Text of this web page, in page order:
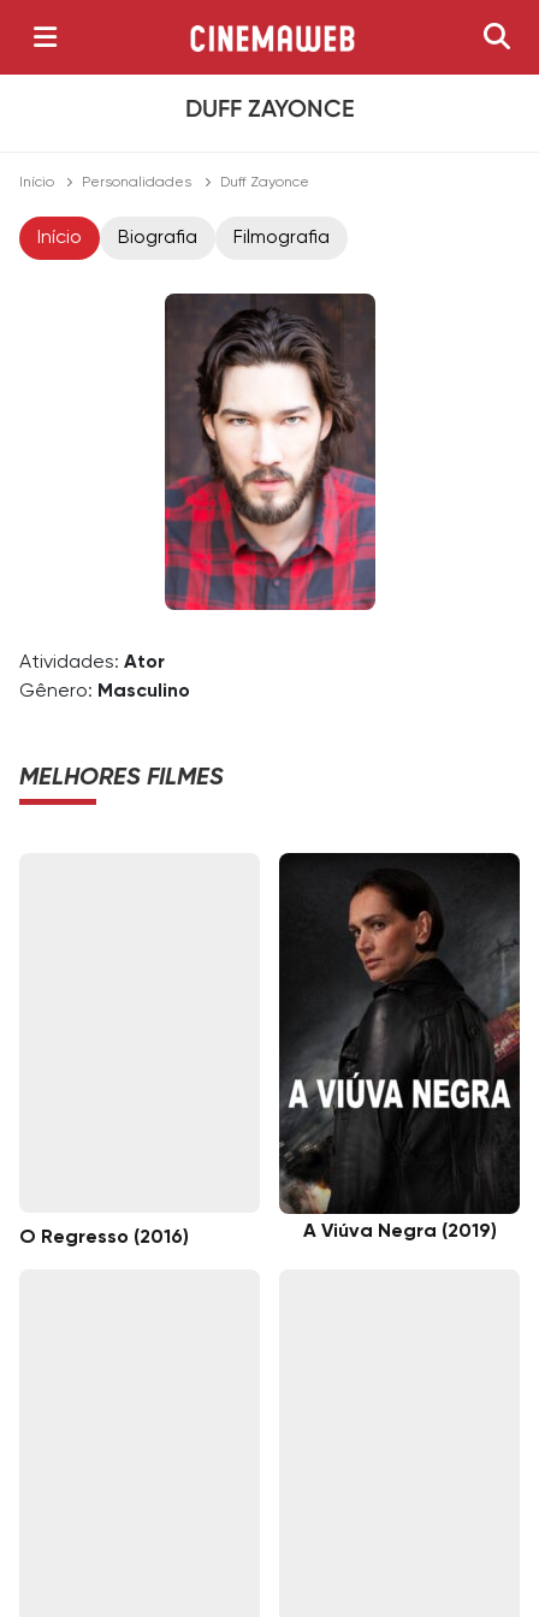
DUFF ZAYONCE
Início Personalidades Duff Zayonce
Início Biografia Filmografia
Atividades: Ator
Gênero: Masculino
MELHORES FILMES
O Regresso (2016) A Viúva Negra (2019)